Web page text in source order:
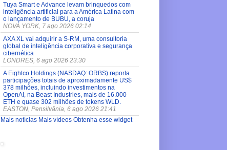
Tuya Smart e Advance levam brinquedos com
inteligência artificial para a América Latina com
o lançamento de BUBU, a coruja
NOVA YORK, 7 ago 2026 02:14
AXA XL vai adquirir a S-RM, uma consultoria
global de inteligência corporativa e segurança
cibernética
LONDRES, 6 ago 2026 23:30
A Eightco Holdings (NASDAQ: ORBS) reporta
participações totais de aproximadamente US$
378 milhões, incluindo investimentos na
OpenAI, na Beast Industries, mais de 16.000
ETH e quase 302 milhões de tokens WLD.
EASTON, Pensilvânia, 6 ago 2026 21:41
Mais notícias Mais vídeos Obtenha esse widget